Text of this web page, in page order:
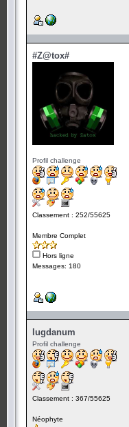
#Z@tox#
Profil challenge
Classement : 252/55625
Membre Complet
Hors ligne
Messages: 180
lugdanum
Profil challenge
Classement : 367/55625
Néophyte